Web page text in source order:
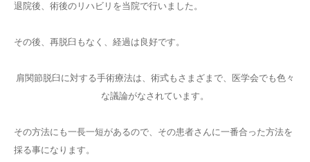
退院後、術後のリハビリを当院で行いました。
その後、再脱臼もなく、経過は良好です。
肩関節脱臼に対する手術療法は、術式もさまざまで、医学会でも色々
な議論がなされています。
その方法にも一長一短があるので、その患者さんに一番合った方法を
採る事になります。